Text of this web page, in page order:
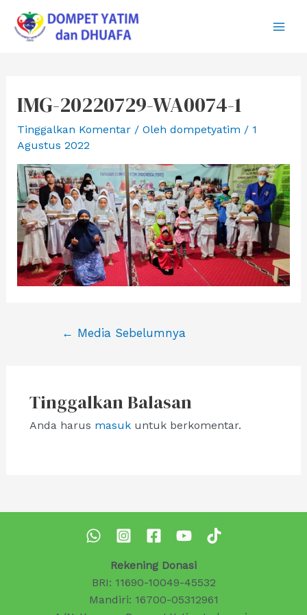
konten
IMG-20220729-WA0074-1
Tinggalkan Komentar / Oleh dompetyatim / 1
Agustus 2022
Navigasi
← Media Sebelumnya
Tinggalkan Balasan
Anda harus masukuntuk berkomentar.
Rekening Donasi
BRI: 11690-10049-45532
Mandiri: 16700-05312961